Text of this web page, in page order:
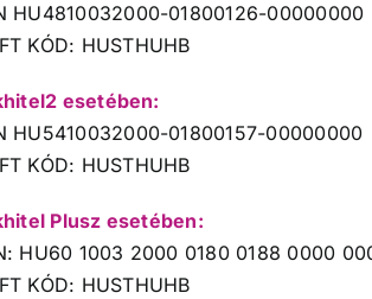
HU4810032000-01800126-00000000
KÓD: HUSTHUHB
esetében:
HU5410032000-01800157-00000000
KÓD: HUSTHUHB
Plusz esetében:
HU60 1003 2000 0180 0188 0000
KÓD: HUSTHUHB